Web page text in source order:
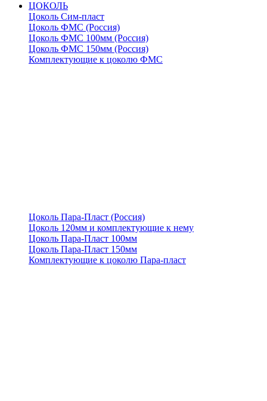
ЦОКОЛЬ
Цоколь Сим-пласт
Цоколь ФМС (Россия)
Цоколь ФМС 100мм (Россия)
Цоколь ФМС 150мм (Россия)
Комплектующие к цоколю ФМС
Цоколь Пара-Пласт (Россия)
Цоколь 120мм и комплектующие к нему
Цоколь Пара-Пласт 100мм
Цоколь Пара-Пласт 150мм
Комплектующие к цоколю Пара-пласт